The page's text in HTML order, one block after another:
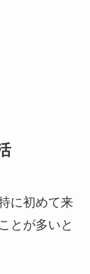
に初めて来
とが多いと